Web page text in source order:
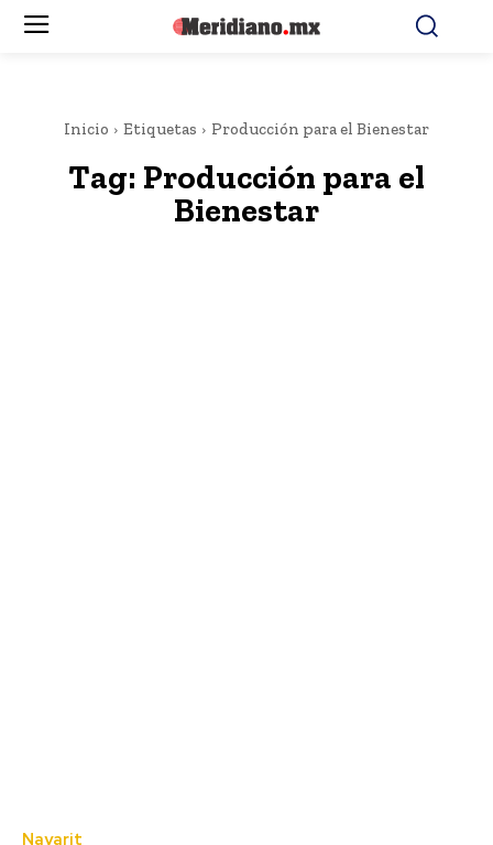
Inicio Etiquetas Producción para el Bienestar
Tag: Producción para el
Bienestar
Nayarit